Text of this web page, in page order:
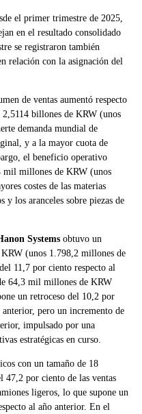
el primer trimestre de 2025,
en el resultado consolidado
se registraron también
relación con la asignación del
de ventas aumentó respecto
billones de KRW (unos
demanda mundial de
y a la mayor cuota de
el beneficio operativo
mil millones de KRW (unos
costes de las materias
y los aranceles sobre piezas de
Systems obtuvo un
(unos 1.798,2 millones de
11,7 por ciento respecto al
64,3 mil millones de KRW
un retroceso del 10,2 por
pero un incremento de
impulsado por una
estratégicas en curso.
con un tamaño de 18
47,2 por ciento de las ventas
ligeros, lo que supone un
al año anterior. En el